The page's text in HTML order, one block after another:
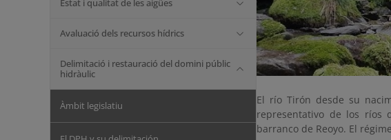
Estat i qualitat de les aigües
Avaluació dels recursos hídrics
Delimitació i restauració del domini públic
hidràulic
Àmbit legislatiu
El río Tirón desde su
representativo de los ríos
barranco de Reoyo. El